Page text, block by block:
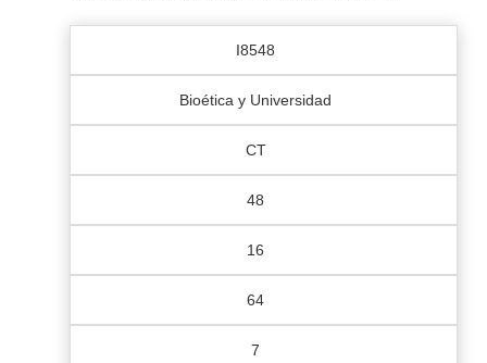
I8548
Bioética y Universidad
CT
48
16
64
7